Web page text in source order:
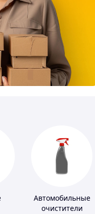
Автомобильные
очистители